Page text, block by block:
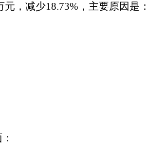
元，减少18.73%，主要原因是：